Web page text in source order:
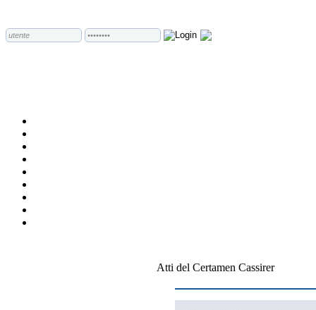
Atti del Certamen Cassirer